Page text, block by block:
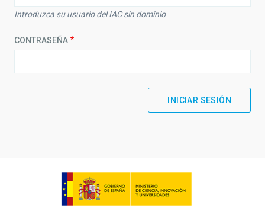
Introduzca su usuario del IAC sin dominio
CONTRASEÑA